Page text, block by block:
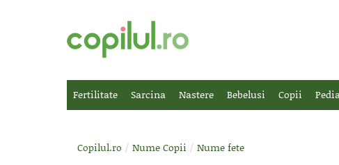
Fertilitate Sarcina Nastere Bebelusi Copii
Copilul.ro / Nume Copii / Nume fete